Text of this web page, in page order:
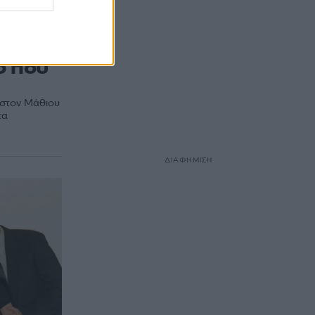
που
στον Μάθιου
ΔΙΑΦΗΜΙΣΗ